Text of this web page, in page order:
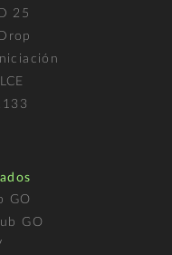
25
GO
GO